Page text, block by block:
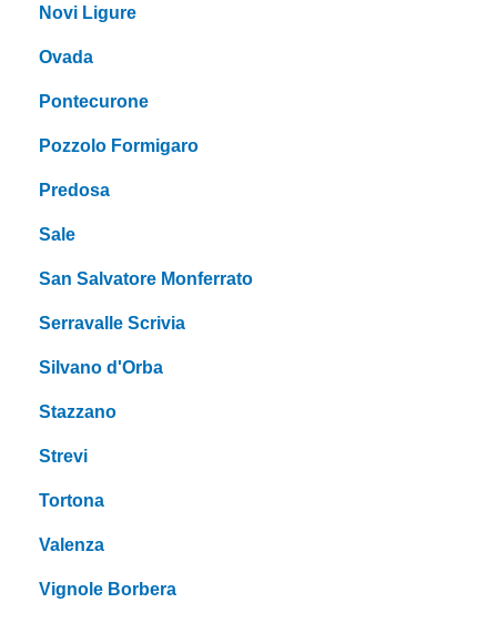
Novi Ligure
Ovada
Pontecurone
Pozzolo Formigaro
Predosa
Sale
San Salvatore Monferrato
Serravalle Scrivia
Silvano d'Orba
Stazzano
Strevi
Tortona
Valenza
Vignole Borbera